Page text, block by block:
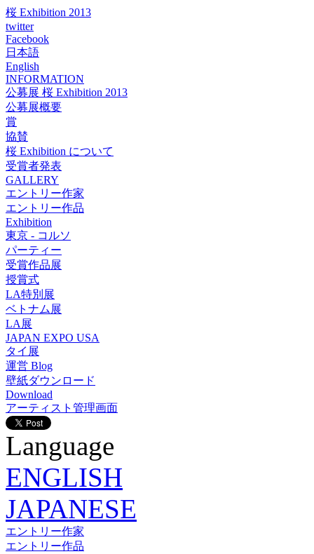
桜 Exhibition 2013
twitter
Facebook
日本語
English
INFORMATION
公募展 桜 Exhibition 2013
公募展概要
賞
協賛
桜 Exhibition について
受賞者発表
GALLERY
エントリー作家
エントリー作品
Exhibition
東京 - コルソ
パーティー
受賞作品展
授賞式
LA特別展
ベトナム展
LA展
JAPAN EXPO USA
タイ展
運営 Blog
壁紙ダウンロード
Download
アーティスト管理画面
Language
ENGLISH
JAPANESE
エントリー作家
エントリー作品